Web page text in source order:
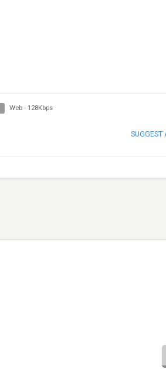
Web - 128Kbps
SUGGEST